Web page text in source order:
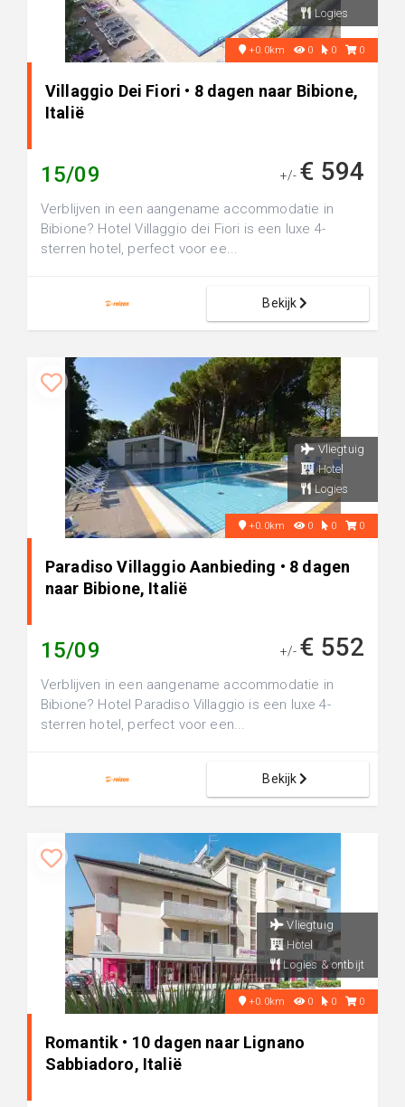
Logies
+0.0km 0 0 0
Villaggio Dei Fiori • 8 dagen naar Bibione,
Italië
15/09 +/- € 594
Verblijven in een aangename accommodatie in
Bibione? Hotel Villaggio dei Fiori is een luxe 4-
sterren hotel, perfect voor ee...
Bekijk
Vliegtuig
Hotel
Logies
+0.0km 0 0 0
Paradiso Villaggio Aanbieding • 8 dagen
naar Bibione, Italië
15/09 +/- € 552
Verblijven in een aangename accommodatie in
Bibione? Hotel Paradiso Villaggio is een luxe 4-
sterren hotel, perfect voor een...
Bekijk
Vliegtuig
Hotel
Logies & ontbijt
+0.0km 0 0 0
Romantik • 10 dagen naar Lignano
Sabbiadoro, Italië